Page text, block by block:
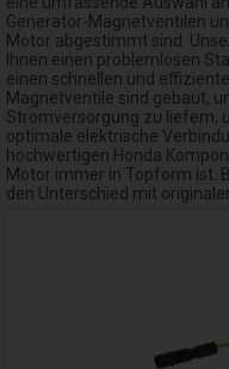
Generator-Magnetventilen
Motor abgestimmt sind.
Ihnen einen problemlosen
einen schnellen und
Magnetventile sind gebaut,
Stromversorgung zu liefern,
optimale elektrische
hochwertigen Honda
Motor immer in Topform ist.
den Unterschied mit